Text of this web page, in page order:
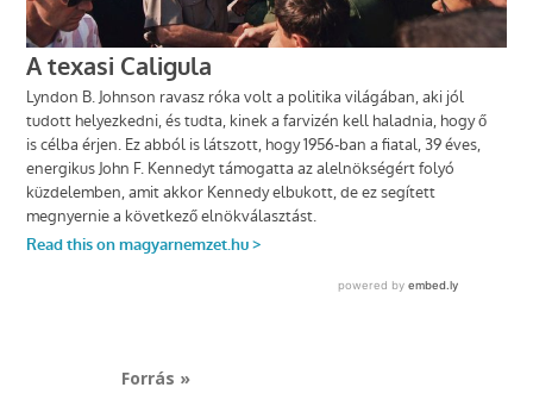
Forrás »